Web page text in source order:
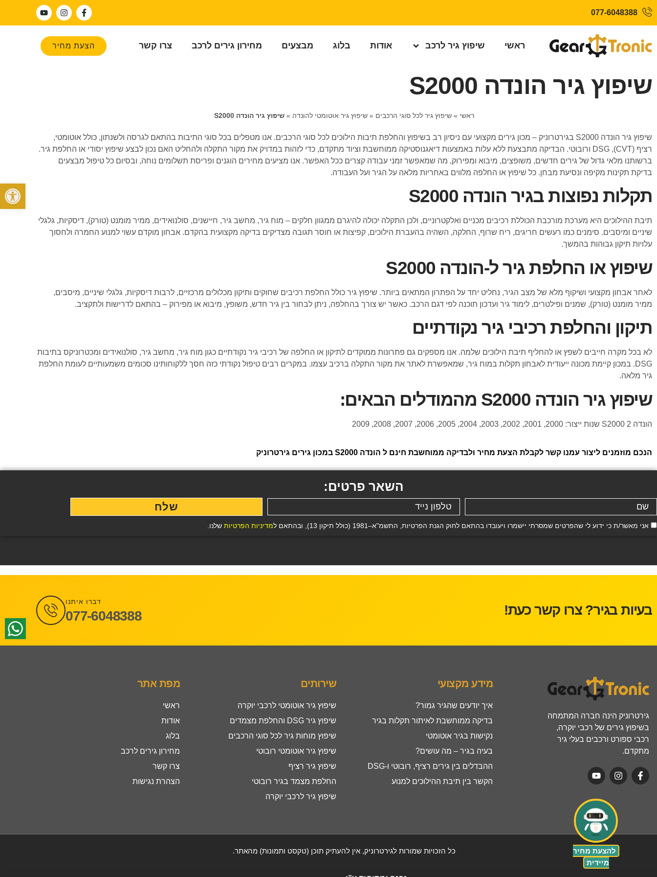
פתח
077-6048388
ראשי שיפוץ גיר לרכב אודות בלוג מבצעים מחירון גירים לרכב צרו קשר הצעת מחיר
שיפוץ גיר הונדה S2000
ראשי » שיפוץ גיר לכל סוגי הרכבים » שיפוץ גיר אוטומטי להונדה » שיפוץ גיר הונדה S2000
שיפוץ גיר הונדה S2000 בגירטרוניק – מכון גירים מקצועי עם ניסיון רב בשיפוץ והחלפת תיבות הילוכים לכל סוגי הרכבים. אנו מטפלים בכל סוגי התיבות בהתאם לגרסה ולשנתון, כולל אוטומטי,
רציף (CVT), DSG ורובוטי. הבדיקה מתבצעת ללא עלות באמצעות דיאגנוסטיקה ממוחשבת וציוד מתקדם, כדי לזהות במדויק את מקור התקלה ולהחליט האם נכון לבצע שיפוץ יסודי או החלפת גיר.
ברשותנו מלאי גדול של גירים חדשים, משופצים, מיבוא ומפירוק, מה שמאפשר זמני עבודה קצרים ככל האפשר. אנו מציעים מחירים הוגנים ופריסת תשלומים נוחה, ובסיום כל טיפול מבצעים
בדיקת תקינות מקיפה ונסיעת מבחן. כל שיפוץ או החלפה מלווים באחריות מלאה על הגיר ועל העבודה.
תקלות נפוצות בגיר הונדה S2000
תיבת ההילוכים היא מערכת מורכבת הכוללת רכיבים מכניים ואלקטרוניים, ולכן התקלה יכולה להיגרם ממגוון חלקים – מוח גיר, מחשב גיר, חיישנים, סולנואידים, ממיר מומנט (טורק), דיסקיות, גלגלי
שיניים ומיסבים. סימנים כמו רעשים חריגים, ריח שרוף, החלקה, השהיה בהעברת הילוכים, קפיצות או חוסר תגובה מצדיקים בדיקה מקצועית בהקדם. אבחון מוקדם עשוי למנוע החמרה ולחסוך
עלויות תיקון גבוהות בהמשך.
שיפוץ או החלפת גיר ל-הונדה S2000
לאחר אבחון מקצועי ושיקוף מלא של מצב הגיר, נחליט יחד על הפתרון המתאים ביותר. שיפוץ גיר כולל החלפת רכיבים שחוקים ותיקון מכלולים מרכזיים, לרבות דיסקיות, גלגלי שיניים, מיסבים,
ממיר מומנט (טורק), שמנים ופילטרים, לימוד גיר ועדכון תוכנה לפי דגם הרכב. כאשר יש צורך בהחלפה, ניתן לבחור בין גיר חדש, משופץ, מיבוא או מפירוק – בהתאם לדרישות ולתקציב.
תיקון והחלפת רכיבי גיר נקודתיים
לא בכל מקרה חייבים לשפץ או להחליף תיבת הילוכים שלמה. אנו מספקים גם פתרונות ממוקדים לתיקון או החלפה של רכיבי גיר נקודתיים כגון מוח גיר, מחשב גיר, סולנואידים ומכטרוניקס בתיבות
DSG. במכון קיימת מכונה ייעודית לאבחון תקלות במוח גיר, שמאפשרת לאתר את מקור התקלה ברכיב עצמו. במקרים רבים טיפול נקודתי כזה חסך ללקוחותינו סכומים משמעותיים לעומת החלפת
גיר מלאה.
שיפוץ גיר הונדה S2000 מהמודלים הבאים:
הונדה S2000 2 שנות ייצור: 2000, 2001, 2002, 2003, 2004, 2005, 2006, 2007, 2008, 2009
הנכם מוזמנים ליצור עמנו קשר לקבלת הצעת מחיר ולבדיקה ממוחשבת חינם ל הונדה S2000 במכון גירים גירטרוניק
השאר פרטים:
אני מאשר/ת כי ידוע לי שהפרטים שמסרתי יישמרו ויעובדו בהתאם לחוק הגנת הפרטיות, התשמ"א–1981 (כולל תיקון 13), ובהתאם ל מדיניות הפרטיות שלנו.
שלח
להצעת מחיר
מיידית
בעיות בגיר? צרו קשר כעת!
דברו איתנו
077-6048388
גירטרוניק הינה חברה המתמחה
בשיפוץ גירים של רכבי יוקרה,
רכבי ספורט ורכבים בעלי גיר
מתקדם.
מידע מקצועי
איך יודעים שהגיר גמור?
בדיקה ממוחשבת לאיתור תקלות בגיר
נקישות בגיר אוטומטי
בעיה בגיר – מה עושים?
ההבדלים בין גירים רציף, רובוטי ו-DSG
הקשר בין תיבת ההילוכים למנוע
שירותים
שיפוץ גיר אוטומטי לרכבי יוקרה
שיפוץ גיר DSG והחלפת מצמדים
שיפוץ מוחות גיר לכל סוגי הרכבים
שיפוץ גיר אוטומטי רובוטי
שיפוץ גיר רציף
החלפת מצמד בגיר רובוטי
שיפוץ גיר לרכבי יוקרה
מפת אתר
ראשי
אודות
בלוג
מחירון גירים לרכב
צרו קשר
הצהרת נגישות
כל הזכויות שמורות לגירטרוניק, אין להעתיק תוכן (טקסט ותמונות) מהאתר.